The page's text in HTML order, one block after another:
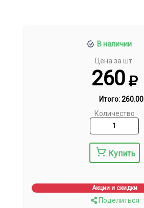
В наличии
Цена за шт.
260
Итого:260.00
Количество
Купить
Акции и скидки
Поделиться